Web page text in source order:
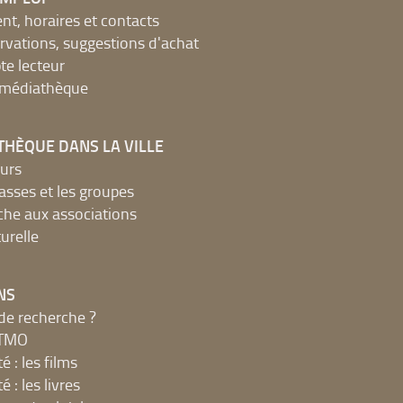
horaires et contacts
suggestions d'achat
lecteur
DANS LA VILLE
et les groupes
aux associations
recherche ?
: les films
: les livres